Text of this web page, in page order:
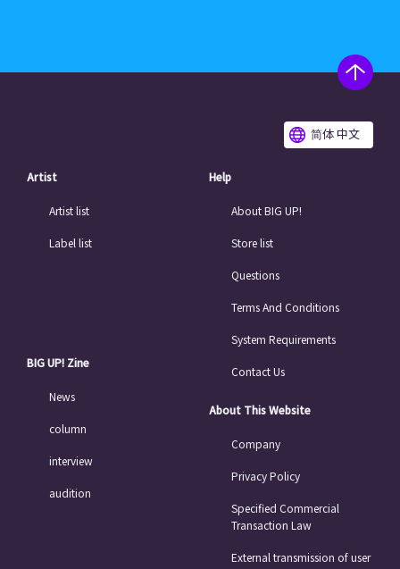
简体 中文
Artist
Artist list
Label list
BIG UP! Zine
News
column
interview
audition
Help
About BIG UP!
Store list
Questions
Terms And Conditions
System Requirements
Contact Us
About This Website
Company
Privacy Policy
Specified Commercial
Transaction Law
External transmission of user